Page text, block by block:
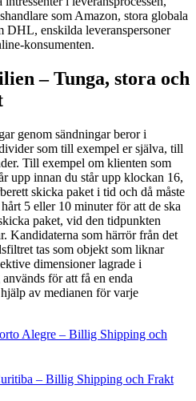
som Amazon, stora globala
DHL, enskilda leveranspersoner
konsumenten.
–Tunga, stora och
genom sändningar beror i
som till exempel er själva, till
Till exempel om klienten som
upp innan du står upp klockan 16,
skicka paket i tid och då måste
5 eller 10 minuter för att de ska
paket, vid den tidpunkten
Kandidaterna som härrör från det
tas som objekt som liknar
dimensioner lagrade i
för att få en enda
av medianen för varje
Alegre – Billig Shipping och
– Billig Shipping och Frakt